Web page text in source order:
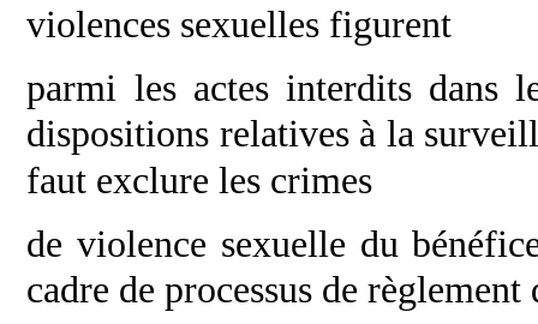
violences sexuelles figurent
parmi les actes interdits dans
dispositions relatives à la
faut exclure les crimes
de violence sexuelle du
cadre deprocessus de